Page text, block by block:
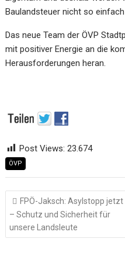
Baulandsteuer nicht so
Das neue Team der ÖVP
mit positiver Energie an die
Herausforderungen heran.
Post Views: 23.674
ÖVP
Beitragsnavigation
FPÖ-Jaksch: Asylstopp jetzt
– Schutz und Sicherheit für
unsere Landsleute